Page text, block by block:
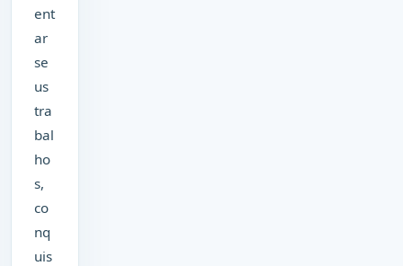
ent
ar
se
us
tra
bal
ho
s,
co
nq
uis